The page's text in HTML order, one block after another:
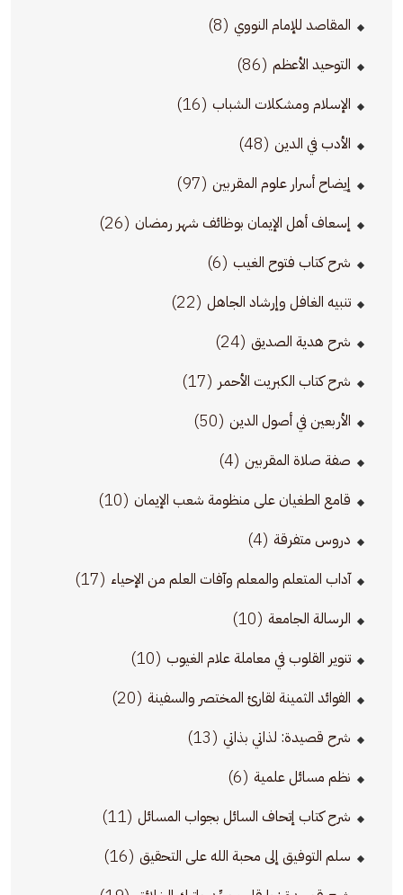
المقاصد للإمام النووي (8)
التوحيد الأعظم (86)
الإسلام ومشكلات الشباب (16)
الأدب في الدين (48)
إيضاح أسرار علوم المقربين (97)
إسعاف أهل الإيمان بوظائف شهر رمضان (26)
شرح كتاب فتوح الغيب (6)
تنبيه الغافل وإرشاد الجاهل (22)
شرح هدية الصديق (24)
شرح كتاب الكبريت الأحمر (17)
الأربعين في أصول الدين (50)
صفة صلاة المقربين (4)
قامع الطغيان على منظومة شعب الإيمان (10)
دروس متفرقة (4)
آداب المتعلم والمعلم وآفات العلم من الإحياء (17)
الرسالة الجامعة (10)
تنوير القلوب في معاملة علام الغيوب (10)
الفوائد الثمينة لقارئ المختصر والسفينة (20)
شرح قصيدة: لذاتي بذاتي (13)
نظم مسائل علمية (6)
شرح كتاب إتحاف السائل بجواب المسائل (11)
سلم التوفيق إلى محبة الله على التحقيق (16)